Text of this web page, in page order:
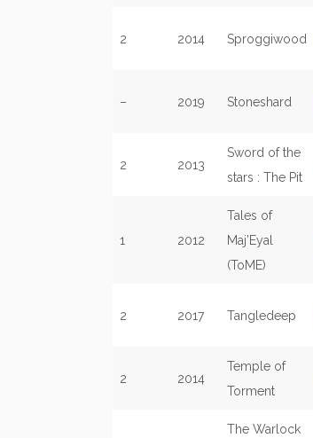
2 2014 Sproggiwood
– 2019 Stoneshard
2 2013
Sword of the
stars : The Pit
1 2012
Tales of
Maj’Eyal
(ToME)
2 2017 Tangledeep
2 2014
Temple of
Torment
The Warlock